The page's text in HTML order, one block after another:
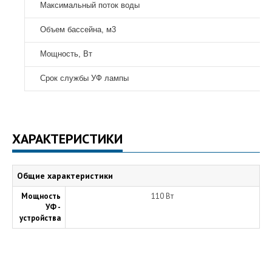
Максимальный поток воды
Объем бассейна, м3
Мощность, Вт
Срок службы УФ лампы
ХАРАКТЕРИСТИКИ
Общие характеристики
Мощность
УФ -
устройства
110 Вт